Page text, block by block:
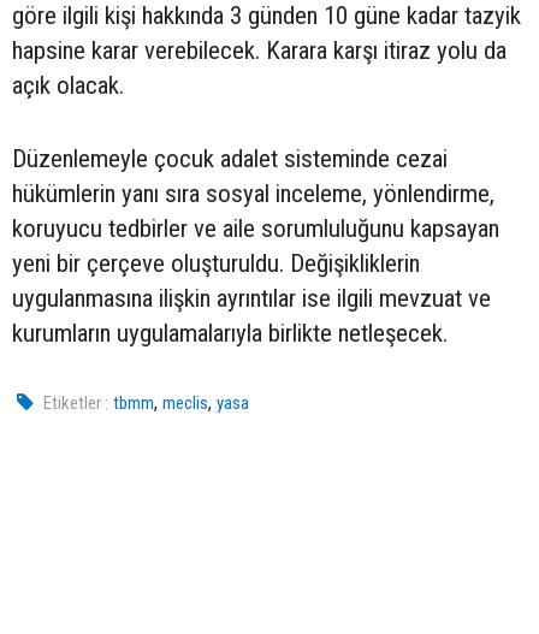
göre ilgili kişi hakkında 3 günden 10 güne kadar tazyik
hapsine karar verebilecek. Karara karşı itiraz yolu da
açık olacak.
Düzenlemeyle çocuk adalet sisteminde cezai
hükümlerin yanı sıra sosyal inceleme, yönlendirme,
koruyucu tedbirler ve aile sorumluluğunu kapsayan
yeni bir çerçeve oluşturuldu. Değişikliklerin
uygulanmasına ilişkin ayrıntılar ise ilgili mevzuat ve
kurumların uygulamalarıyla birlikte netleşecek.
Etiketler : tbmm,meclis,yasa